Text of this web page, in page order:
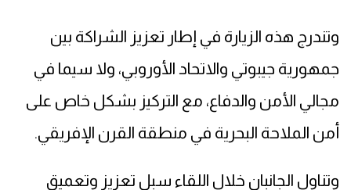
وتندرج هذه الزيارة في إطار تعزيز الشراكة بين
جمهورية جيبوتي والاتحاد الأوروبي، ولا سيما في
مجالي الأمن والدفاع، مع التركيز بشكل خاص على
أمن الملاحة البحرية في منطقة القرن الإفريقي.
وتناول الجانبان خلال اللقاء سبل تعزيز وتعميق